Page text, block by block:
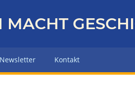
MACHT
Newsletter Kontakt